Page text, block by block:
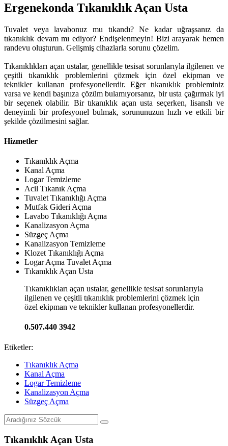
Ergenekonda Tıkanıklık Açan Usta
Tuvalet veya lavabonuz mu tıkandı? Ne kadar uğraşsanız da
tıkanıklık devam mı ediyor? Endişelenmeyin! Bizi arayarak hemen
randevu oluşturun. Gelişmiş cihazlarla sorunu çözelim.
Tıkanıklıkları açan ustalar, genellikle tesisat sorunlarıyla ilgilenen ve
çeşitli tıkanıklık problemlerini çözmek için özel ekipman ve
teknikler kullanan profesyonellerdir. Eğer tıkanıklık probleminiz
varsa ve kendi başınıza çözüm bulamıyorsanız, bir usta çağırmak iyi
bir seçenek olabilir. Bir tıkanıklık açan usta seçerken, lisanslı ve
deneyimli bir profesyonel bulmak, sorununuzun hızlı ve etkili bir
şekilde çözülmesini sağlar.
Hizmetler
Tıkanıklık Açma
Kanal Açma
Logar Temizleme
Acil Tıkanık Açma
Tuvalet Tıkanıklığı Açma
Mutfak Gideri Açma
Lavabo Tıkanıklığı Açma
Kanalizasyon Açma
Süzgeç Açma
Kanalizasyon Temizleme
Klozet Tıkanıklığı Açma
Logar Açma Tuvalet Açma
Tıkanıklık Açan Usta
Tıkanıklıkları açan ustalar, genellikle tesisat sorunlarıyla
ilgilenen ve çeşitli tıkanıklık problemlerini çözmek için
özel ekipman ve teknikler kullanan profesyonellerdir.
0.507.440 3942
Etiketler:
Tıkanıklık Açma
Kanal Açma
Logar Temizleme
Kanalizasyon Açma
Süzgeç Açma
Tıkanıklık Açan Usta